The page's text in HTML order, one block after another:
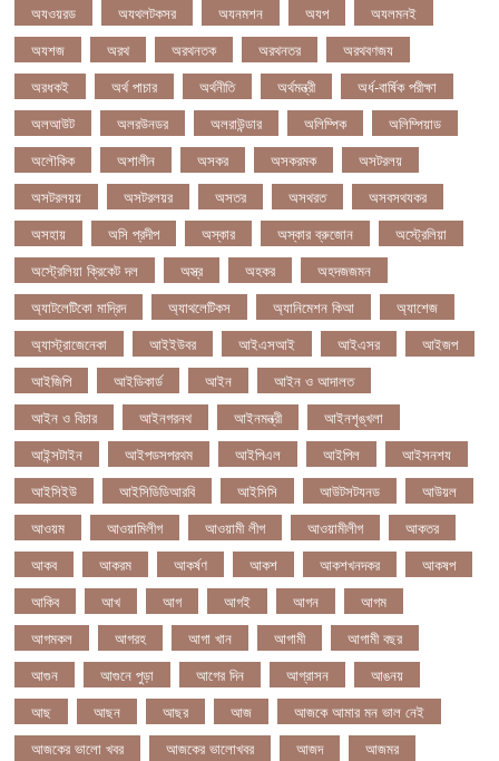
অযওয়রড
অযথলটকসর অযনমশন অযপ
অযলমনই
অযশজ
অরথ অরথনতক অরথনতর
অরথবণজয
অরধকই
অর্থ পাচার অর্থনীতি অর্থমন্ত্রী
অর্ধ-বার্ষিক পরীক্ষা
অলআউট
অলরউনডর অলরাউন্ডার অলিম্পিক
অলিম্পিয়াড
অলৌকিক
অশালীন অসকর অসকরমক
অসটরলয়
অসটরলয়য়
অসটরলয়র অসতর অসথরত
অসবসথযকর
অসহায়
অসি প্রদীপ অস্কার অস্কার ব্রুজোন
অস্ট্রেলিয়া
অস্ট্রেলিয়া ক্রিকেট দল
অস্ত্র অহকর
অহদজজমন
অ্যাটলেটিকো মাদ্রিদ
অ্যাথলেটিকস অ্যানিমেশন কিআ
অ্যাশেজ
অ্যাস্ট্রাজেনেকা
আইইউবর আইএসআই আইএসর
আইজপ
আইজিপি
আইডিকার্ড আইন
আইন ও আদালত
আইন ও বিচার
আইনগরনথ আইনমন্ত্রী
আইনশৃঙ্খলা
আইন্সটাইন
আইপডসপরথম আইপিএল আইপিল
আইসনশয
আইসিইউ
আইসিডিডিআরবি আইসিসি আউটসটযনড
আউয়ল
আওয়ম
আওয়ামিলীগ আওয়ামী লীগ আওয়ামীলীগ
আকতর
আকব
আকরম আকর্ষণ আকশ আকশখনদকর
আকষপ
আকিব
আখ আগ আগই আগন
আগম
আগমকল
আগরহ আগা খান আগামী
আগামী বছর
আগুন
আগুনে পুড়া আগের দিন আগ্রাসন
আঙনয়
আছ
আছন আছর আজ
আজকে আমার মন ভাল নেই
আজকের ভালো খবর
আজকের ভালোখবর আজদ
আজমর